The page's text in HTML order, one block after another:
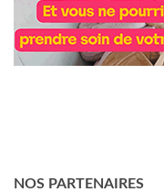
NOS PARTENAIRES